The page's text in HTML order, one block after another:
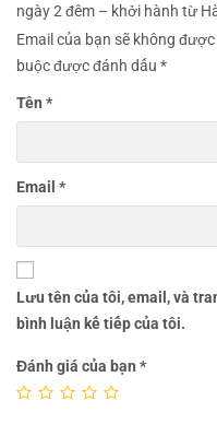
ngày 2 đêm – khởi hành từ
Email của bạn sẽ không
buộc được đánh dấu *
Tên *
Email *
Lưu tên của tôi, email, và
bình luận kế tiếp của tôi.
Đánh giá của bạn *